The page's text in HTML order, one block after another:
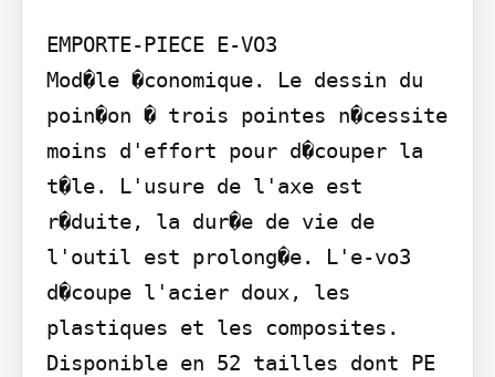
EMPORTE-PIECE E-VO3
Mod�le �conomique. Le dessin du
poin�on � trois pointes n�cessite
moins d'effort pour d�couper la
t�le. L'usure de l'axe est
r�duite, la dur�e de vie de
l'outil est prolong�e. L'e-vo3
d�coupe l'acier doux, les
plastiques et les composites.
Disponible en 52 tailles dont PE